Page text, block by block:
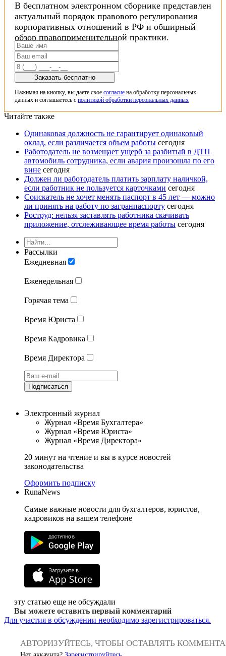
В бесплатном электронном сборнике представлен
актуальный порядок правового регулирования
корпоративных отношений в РФ и обширный
обзор правоприменительной практики.
Заказать бесплатно
Нажимая на кнопку, вы даете свое согласие на обработку персональных
данных и соглашаетесь с политикой обработки персональных данных
Читайте также
Одинаковая должность не гарантирует одинаковый
оклад, если различается объем работы сегодня
Работодатель не возмещает ущерб за разбитый в ДТП
автомобиль сотрудника, если авария произошла по его
вине сегодня
Должен ли работодатель платить зарплату наличкой,
если работник не пользуется карточками сегодня
Соискатель не хочет менять паспорт в 45 лет — можно
ли принять на работу по загранпаспорту сегодня
Роструд: нельзя заставлять работника скачивать
приложение, отслеживающее время работы сегодня
Рассылки
Ежедневная
Еженедельная
Горячая тема
Время Юриста
Время Кадровика
Время Директора
Подписаться
Электронный журнал
Журнал «Время Бухгалтера»
Журнал «Время Юриста»
Журнал «Время Директора»
20 минут на чтение и вы в курсе новостей
законодательства
Оформить подписку
RunaNews
Самые важные новости для бухгалтеров, юристов,
кадровиков на вашем телефоне
эту статью еще не обсуждали
Вы можете оставить первый комментарий
Для участия в обсуждении необходимо зарегистрироваться.
АВТОРИЗУЙТЕСЬ, ЧТОБЫ ОСТАВЛЯТЬ